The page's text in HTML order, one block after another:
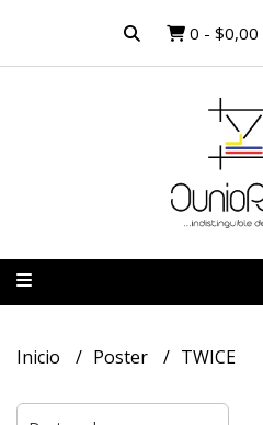
0 - $0,00
Inicio Poster TWICE